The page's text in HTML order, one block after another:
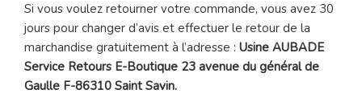
Si vous voulez retourner votre commande, vous avez 30
jours pour changer d’avis et effectuer le retour de la
marchandise gratuitement à l’adresse : Usine AUBADE
Service Retours E-Boutique 23 avenue du général de
Gaulle F-86310 Saint Savin.